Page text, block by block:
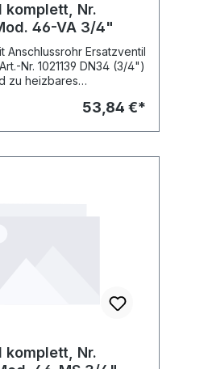
komplett, Nr.
46-VA 3/4"
Anschlussrohr Ersatzventil
Nr. 1021139 DN34 (3/4")
zu heizbares
53,84 €*
komplett, Nr.